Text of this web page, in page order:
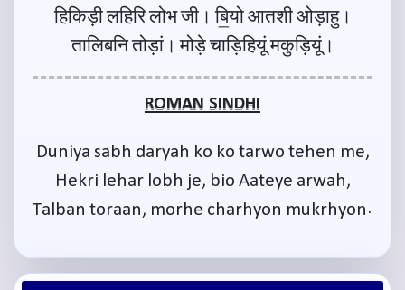
हिकिड़ी लहिरि लोभ जी। बि॒यो आतशी ओड़ाहु।
तालिबनि तोड़ां। मोड़े चाड़िहियूं मकुड़ियूं।
ROMAN SINDHI
Duniya sabh daryah ko ko tarwo tehen me,
Hekri lehar lobh je, bio Aateye arwah,
Talban toraan, morhe charhyon mukrhyon.